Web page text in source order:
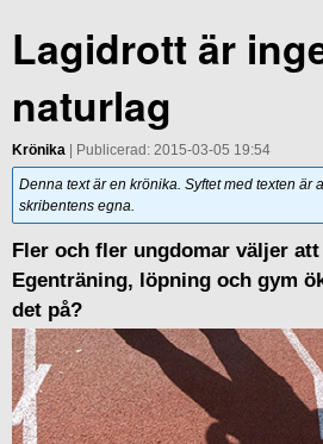
Lagidrott är
naturlag
Krönika | Publicerad: 2015-03-05 19:54
Denna text är en krönika. Syftet med texten är
skribentens egna.
Fler och fler ungdomar väljer
Egenträning, löpning och gym
det på?